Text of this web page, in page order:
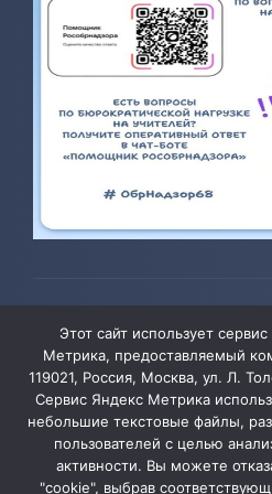
Администрация сайта
содержащая
сайте ТОГБОУ ДО «Центр
Этот сайт использует
Метрика, предоставляемый
119021, Россия, Москва, ул. Л.
Сервис Яндекс Метрика
небольшие текстовые файлы,
пользователей с целью
активности. Вы можете
"cookie", выбрав